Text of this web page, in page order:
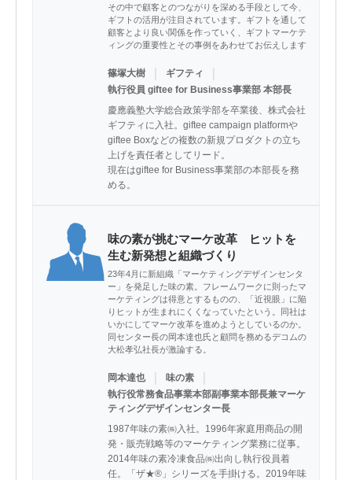
その中で顧客とのつながりを深める手段として今、
ギフトの活用が注目されています。ギフトを通して
顧客とより良い関係を作っていく、ギフトマーケテ
ィングの重要性とその事例をあわせてお伝えします
篠塚大樹 ギフティ
執行役員 giftee for Business事業部 本部長
慶應義塾大学総合政策学部を卒業後、株式会社
ギフティに入社。giftee campaign platformや
giftee Boxなどの複数の新規プロダクトの立ち
上げを責任者としてリード。
現在はgiftee for Business事業部の本部長を務
める。
味の素が挑むマーケ改革 ヒットを
生む新発想と組織づくり
23年4月に新組織「マーケティングデザインセンタ
ー」を発足した味の素。フレームワークに則ったマ
ーケティングは得意とするものの、「近視眼」に陥
りヒットが生まれにくくなっていたという。同社は
いかにしてマーケ改革を進めようとしているのか。
同センター長の岡本達也氏と顧問を務めるデコムの
大松孝弘社長が激論する。
岡本達也 味の素
執行役常務食品事業本部副事業本部長兼マーケ
ティングデザインセンター長
1987年味の素㈱入社。1996年家庭用商品の開
発・販売戦略等のマーケティング業務に従事。
2014年味の素冷凍食品㈱出向し執行役員着
任。「ザ★®」シリーズを手掛ける。2019年味